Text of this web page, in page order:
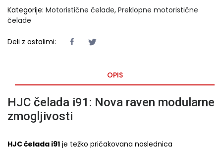
Kategorije: Motoristične čelade, Preklopne motoristične
čelade
Deli z ostalimi:
OPIS
HJC čelada i91: Nova raven modularne
zmogljivosti
HJC čelada i91 je težko pričakovana naslednica